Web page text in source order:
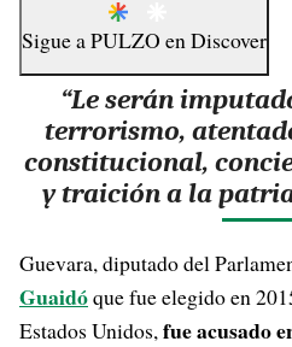
Sigue aPULZO enDiscover
“Le serán
terrorismo,
constitucional,
y traición a la
Guevara, diputado del
Guaidóque fue elegido en
Estados Unidos,fue acusado